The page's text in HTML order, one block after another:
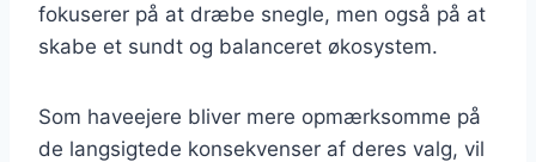
fokuserer på at dræbe snegle, men også på at
skabe et sundt og balanceret økosystem.
Som haveejere bliver mere opmærksomme på
de langsigtede konsekvenser af deres valg, vil